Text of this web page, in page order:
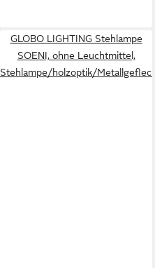
GLOBO LIGHTING Stehlampe
SOENI, ohne Leuchtmittel,
Stehlampe/holzoptik/